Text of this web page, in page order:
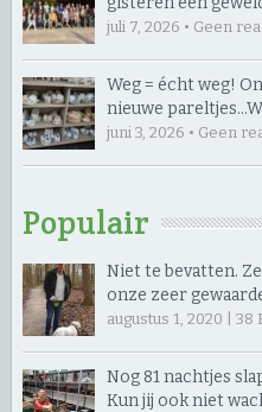
juli 7, 2026 • Geen
Weg = écht weg!
nieuwe pareltjes…
juni 3, 2026 • Geen
Populair
Niet te bevatten.
onze zeer
augustus 1, 2020 | 38
Nog 81 nachtjes
Kun jij ook niet